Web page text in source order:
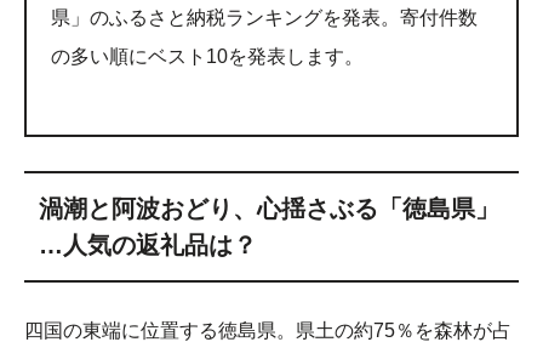
県」のふるさと納税ランキングを発表。寄付件数
の多い順にベスト10を発表します。
渦潮と阿波おどり、心揺さぶる「徳島県」
…人気の返礼品は？
四国の東端に位置する徳島県。県土の約75％を森林が占